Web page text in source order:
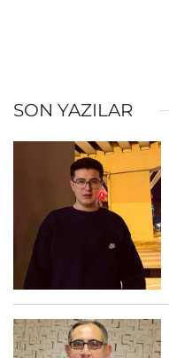
SON YAZILAR